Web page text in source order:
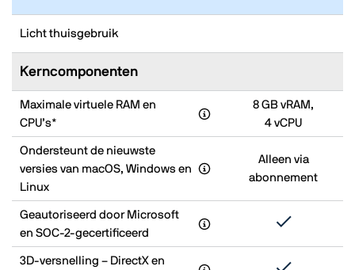
Licht thuisgebruik
Kerncomponenten
Maximale virtuele RAM en
CPU’s*
8 GB vRAM,
4 vCPU
Ondersteunt de nieuwste
versies van macOS, Windows en
Linux
Alleen via
abonnement
Geautoriseerd door Microsoft
en SOC-2-gecertificeerd
3D‑versnelling – DirectX en